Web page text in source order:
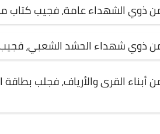
ذوي الشهداء عامة، فجيب كتاب
ذوي شهداء الحشد الشعبي،
أبناء القرى والأرياف، فجلب